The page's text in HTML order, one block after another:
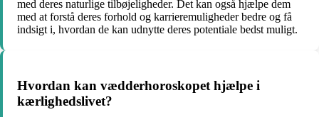
med deres naturlige tilbøjeligheder. Det kan også hjælpe dem
med at forstå deres forhold og karrieremuligheder bedre og få
indsigt i, hvordan de kan udnytte deres potentiale bedst muligt.
Hvordan kan vædderhoroskopet hjælpe i
kærlighedslivet?